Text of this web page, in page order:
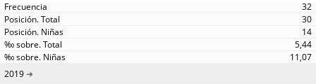
32
30
14
5,44
11,07
2019